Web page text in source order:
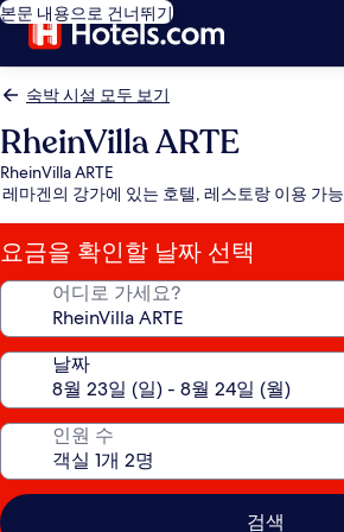
본문 내용으로 건너뛰기
숙박 시설 모두 보기
RheinVilla ARTE
RheinVilla ARTE
레마겐의 강가에 있는 호텔, 레스토랑 이용 가능
요금을 확인할 날짜 선택
어디로 가세요?
날짜
인원 수
검색